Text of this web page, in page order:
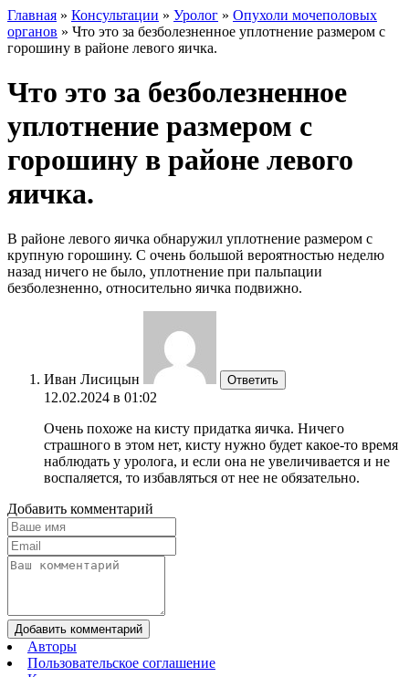
Главная » Консультации » Уролог » Опухоли мочеполовых
органов » Что это за безболезненное уплотнение размером с
горошину в районе левого яичка.
Что это за безболезненное
уплотнение размером с
горошину в районе левого
яичка.
В районе левого яичка обнаружил уплотнение размером с
крупную горошину. С очень большой вероятностью неделю
назад ничего не было, уплотнение при пальпации
безболезненно, относительно яичка подвижно.
Иван Лисицын Ответить
12.02.2024 в 01:02
Очень похоже на кисту придатка яичка. Ничего
страшного в этом нет, кисту нужно будет какое-то время
наблюдать у уролога, и если она не увеличивается и не
воспаляется, то избавляться от нее не обязательно.
Добавить комментарий
Добавить комментарий
Авторы
Пользовательское соглашение